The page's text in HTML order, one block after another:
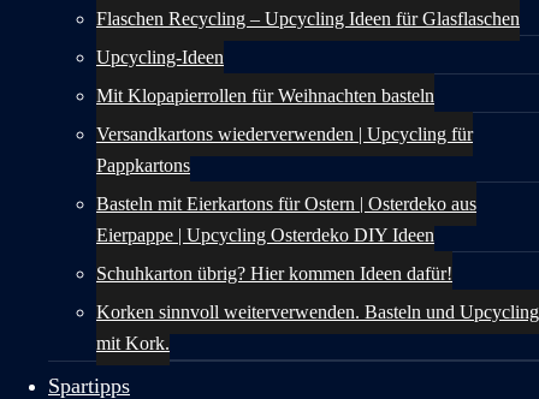
Flaschen Recycling – Upcycling Ideen für Glasflaschen
Upcycling-Ideen
Mit Klopapierrollen für Weihnachten basteln
Versandkartons wiederverwenden | Upcycling für
Pappkartons
Basteln mit Eierkartons für Ostern | Osterdeko aus
Eierpappe | Upcycling Osterdeko DIY Ideen
Schuhkarton übrig? Hier kommen Ideen dafür!
Korken sinnvoll weiterverwenden. Basteln und Upcycling
mit Kork.
Spartipps